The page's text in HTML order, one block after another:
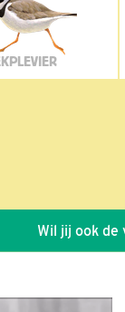
Wil jij ook de